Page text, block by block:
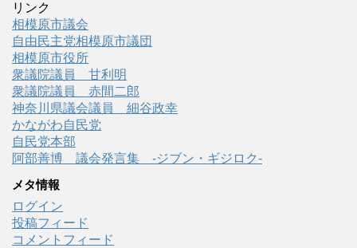
リンク
相模原市議会
自由民主党相模原市議団
相模原市役所
衆議院議員 甘利明
衆議院議員 赤間二郎
神奈川県議会議員 細谷政幸
かながわ自民党
自民党本部
阿部善博 議会発言集 -ジブン・ギジロク-
メタ情報
ログイン
投稿フィード
コメントフィード